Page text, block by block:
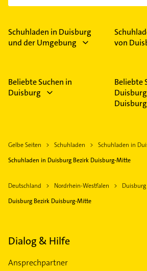
Schuhladen in Duisburg
und der Umgebung
von
Beliebte Suchen in
Duisburg
Beliebte
Gelbe Seiten Schuhladen
Schuhladen in
Schuhladen in Duisburg Bezirk Duisburg-Mitte
Deutschland Nordrhein-Westfalen
Duisburg
Duisburg Bezirk Duisburg-Mitte
Dialog & Hilfe
Ansprechpartner